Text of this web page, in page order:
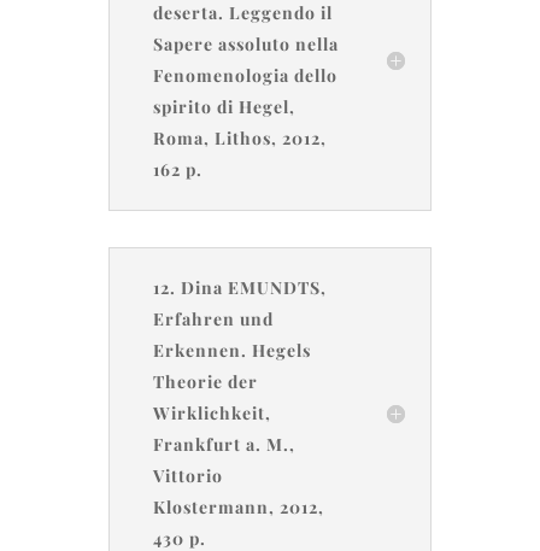
deserta. Leggendo il
Sapere assoluto nella
Fenomenologia dello
spirito di Hegel,
Roma, Lithos, 2012,
162 p.
12. Dina EMUNDTS,
Erfahren und
Erkennen. Hegels
Theorie der
Wirklichkeit,
Frankfurt a. M.,
Vittorio
Klostermann, 2012,
430 p.